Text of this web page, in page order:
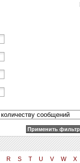
R S T U V W X